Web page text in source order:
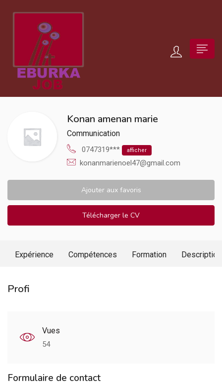
Konan amenan marie
Communication
0747319*** afficher
konanmarienoel47@gmail.com
Ajouter aux favoris
Télécharger le CV
Expérience Compétences Formation Description
Profi
Vues
54
Formulaire de contact